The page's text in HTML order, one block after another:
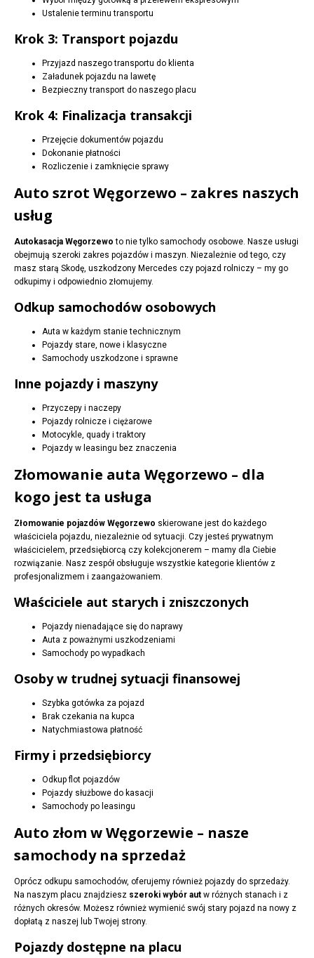
Ustalenie terminu transportu
Krok 3: Transport pojazdu
Przyjazd naszego transportu do klienta
Załadunek pojazdu na lawetę
Bezpieczny transport do naszego placu
Krok 4: Finalizacja transakcji
Przejęcie dokumentów pojazdu
Dokonanie płatności
Rozliczenie i zamknięcie sprawy
Auto szrot Węgorzewo – zakres naszych
usług
Autokasacja Węgorzewo to nie tylko samochody osobowe. Nasze usługi
obejmują szeroki zakres pojazdów i maszyn. Niezależnie od tego, czy
masz starą Skodę, uszkodzony Mercedes czy pojazd rolniczy – my go
odkupimy i odpowiednio złomujemy.
Odkup samochodów osobowych
Auta w każdym stanie technicznym
Pojazdy stare, nowe i klasyczne
Samochody uszkodzone i sprawne
Inne pojazdy i maszyny
Przyczepy i naczepy
Pojazdy rolnicze i ciężarowe
Motocykle, quady i traktory
Pojazdy w leasingu bez znaczenia
Złomowanie auta Węgorzewo – dla
kogo jest ta usługa
Złomowanie pojazdów Węgorzewo skierowane jest do każdego
właściciela pojazdu, niezależnie od sytuacji. Czy jesteś prywatnym
właścicielem, przedsiębiorcą czy kolekcjonerem – mamy dla Ciebie
rozwiązanie. Nasz zespół obsługuje wszystkie kategorie klientów z
profesjonalizmem i zaangażowaniem.
Właściciele aut starych i zniszczonych
Pojazdy nienadające się do naprawy
Auta z poważnymi uszkodzeniami
Samochody po wypadkach
Osoby w trudnej sytuacji finansowej
Szybka gotówka za pojazd
Brak czekania na kupca
Natychmiastowa płatność
Firmy i przedsiębiorcy
Odkup flot pojazdów
Pojazdy służbowe do kasacji
Samochody po leasingu
Auto złom w Węgorzewie – nasze
samochody na sprzedaż
Oprócz odkupu samochodów, oferujemy również pojazdy do sprzedaży.
Na naszym placu znajdziesz szeroki wybór aut w różnych stanach i z
różnych okresów. Możesz również wymienić swój stary pojazd na nowy z
dopłatą z naszej lub Twojej strony.
Pojazdy dostępne na placu